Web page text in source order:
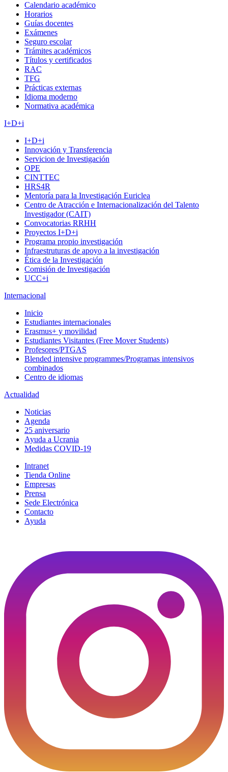
Calendario académico
Horarios
Guías docentes
Exámenes
Seguro escolar
Trámites académicos
Títulos y certificados
RAC
TFG
Prácticas externas
Idioma moderno
Normativa académica
I+D+i
I+D+i
Innovación y Transferencia
Servicion de Investigación
OPE
CINTTEC
HRS4R
Mentoría para la Investigación Euriclea
Centro de Atracción e Internacionalización del Talento
Investigador (CAIT)
Convocatorias RRHH
Proyectos I+D+i
Programa propio investigación
Infraestruturas de apoyo a la investigación
Ética de la Investigación
Comisión de Investigación
UCC+i
Internacional
Inicio
Estudiantes internacionales
Erasmus+ y movilidad
Estudiantes Visitantes (Free Mover Students)
Profesores/PTGAS
Blended intensive programmes/Programas intensivos
combinados
Centro de idiomas
Actualidad
Noticias
Agenda
25 aniversario
Ayuda a Ucrania
Medidas COVID-19
Intranet
Tienda Online
Empresas
Prensa
Sede Electrónica
Contacto
Ayuda